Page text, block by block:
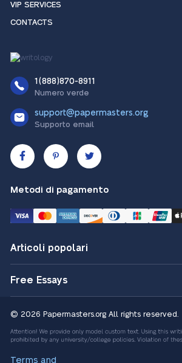
VIP SERVICES
CONTACTS
1(888)870-8911
Numero verde
support@papermasters.org
Supporto email
Metodi di pagamento
Articoli popolari
Free Essays
© 2026 Papermasters.org All rights reserved.
Terms and